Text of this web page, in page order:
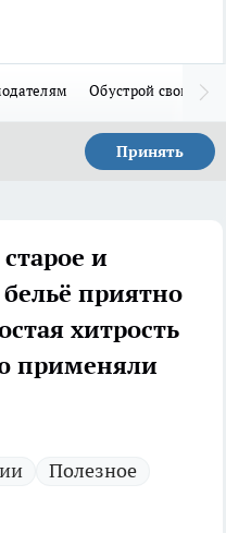
Обустрой свой дом
Принять
и
приятно
хитрость
применяли
Полезное